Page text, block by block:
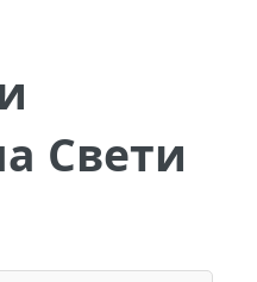
Свети